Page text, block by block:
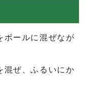
ボールに混ぜなが
混ぜ、ふるいにか